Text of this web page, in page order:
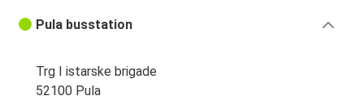
Pula busstation
Trg I istarske brigade
52100 Pula